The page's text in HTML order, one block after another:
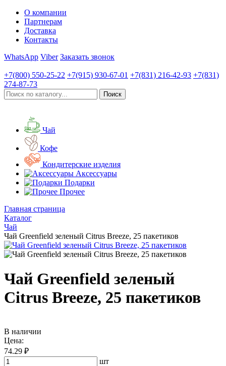
О компании
Партнерам
Доставка
Контакты
WhatsApp Viber Заказать звонок
+7(800) 550-25-22 +7(915) 930-67-01 +7(831) 216-42-93 +7(831)
274-87-73
Чай
Кофе
Кондитерские изделия
Аксессуары
Подарки
Прочее
Главная страница
Каталог
Чай
Чай Greenfield зеленый Citrus Breeze, 25 пакетиков
Чай Greenfield зеленый
Citrus Breeze, 25 пакетиков
В наличии
Цена:
74.29 ₽
шт